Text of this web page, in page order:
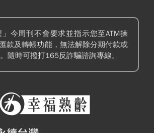
」今周刊不會要求並指示您至ATM操
款及轉帳功能，無法解除分期付款或
隨時可撥打165反詐騙諮詢專線。